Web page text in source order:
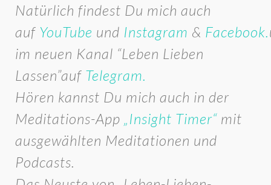
Natürlich findest Du mich auch
auf YouTube und Instagram & Facebook.
im neuen Kanal “Leben Lieben
Lassen”auf Telegram.
Hören kannst Du mich auch in der
Meditations-App „Insight Timer“ mit
ausgewählten Meditationen und
Podcasts.